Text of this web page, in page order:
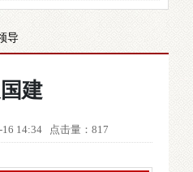
导
建
14:34 点击量：817